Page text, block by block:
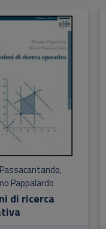
di ricerca
,
Pappalardo